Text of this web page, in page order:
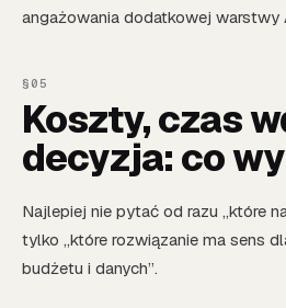
angażowania dodatkowej warstwy
Koszty, czas
decyzja: co
Najlepiej nie pytać od razu „które
tylko „które rozwiązanie ma sens
budżetu i danych”.